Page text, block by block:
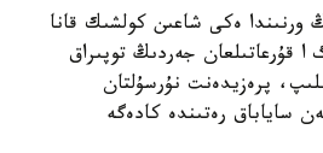
ورنىندا ەكى شاعىن كولشىك قانا
ال قالعان 1400 گ ا قۇرعاتىلعان جەردىڭ توپىراق
پرەزيدەنت نۇرسۇلتان
ساياباق رەتىندە كادەگە